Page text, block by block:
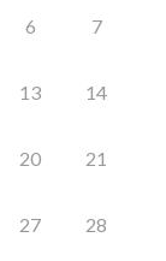
6 7
13 14
20 21
27 28